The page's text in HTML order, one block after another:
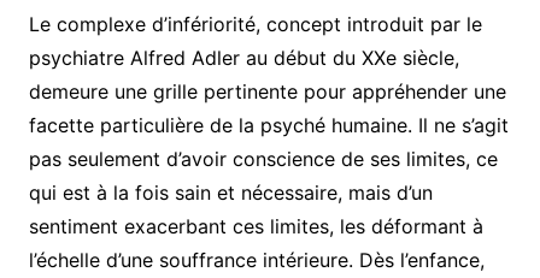
Le complexe d’infériorité, concept introduit par le
psychiatre Alfred Adler au début du XXe siècle,
demeure une grille pertinente pour appréhender une
facette particulière de la psyché humaine. Il ne s’agit
pas seulement d’avoir conscience de ses limites, ce
qui est à la fois sain et nécessaire, mais d’un
sentiment exacerbant ces limites, les déformant à
l’échelle d’une souffrance intérieure. Dès l’enfance,